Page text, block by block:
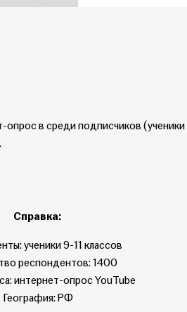
в среди подписчиков (ученики
Справка:
ученики 9-11 классов
респондентов: 1400
интернет-опрос YouTube
География: РФ